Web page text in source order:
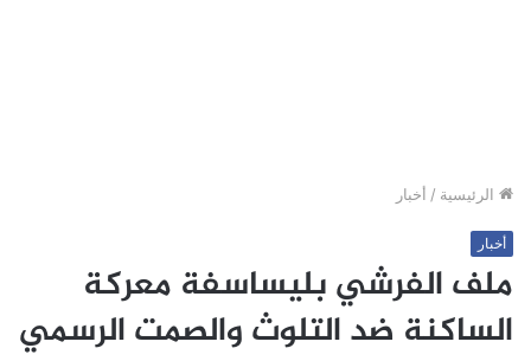
الرئيسية / أخبار
أخبار
ملف الفرشي بليساسفة معركة
الساكنة ضد التلوث والصمت الرسمي